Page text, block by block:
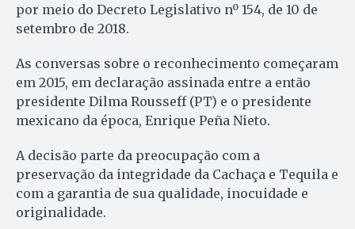
por meio do Decreto Legislativo nº 154, de 10 de
setembro de 2018.
As conversas sobre o reconhecimento começaram
em 2015, em declaração assinada entre a então
presidente Dilma Rousseff (PT) e o presidente
mexicano da época, Enrique Peña Nieto.
A decisão parte da preocupação com a
preservação da integridade da Cachaça e Tequila e
com a garantia de sua qualidade, inocuidade e
originalidade.